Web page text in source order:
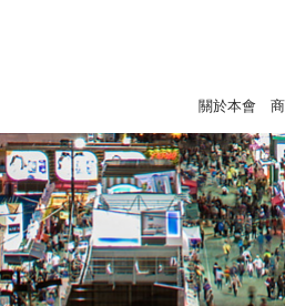
關於本會